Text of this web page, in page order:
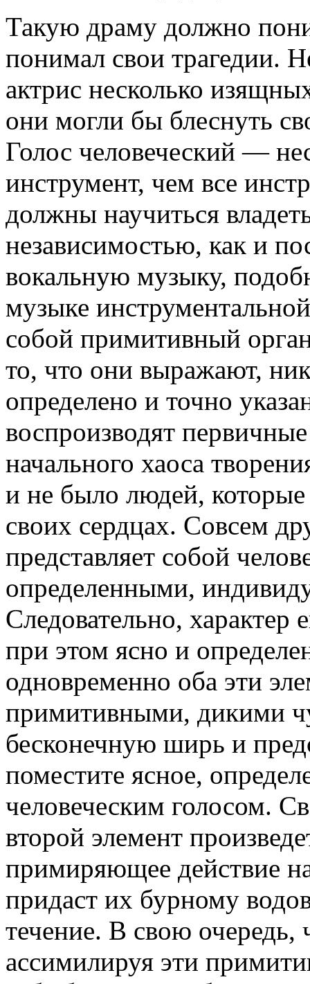
Такую драму должно
понимал свои трагедии.
актрис несколько
они могли бы блеснуть
Голос человеческий —
инструмент, чем все
должны научиться
независимостью, как и
вокальную музыку,
музыке
собой примитивный
то, что они выражают,
определено и точно
воспроизводят
начального хаоса
и не было людей,
своих сердцах. Совсем
представляет собой
определенными,
Следовательно, характер
при этом ясно и
одновременно оба эти
примитивными, дикими
бесконечную ширь и
поместите ясное,
человеческим голосом.
второй элемент
примиряющее действие
придаст их бурному
течение. В свою очередь,
ассимилируя эти